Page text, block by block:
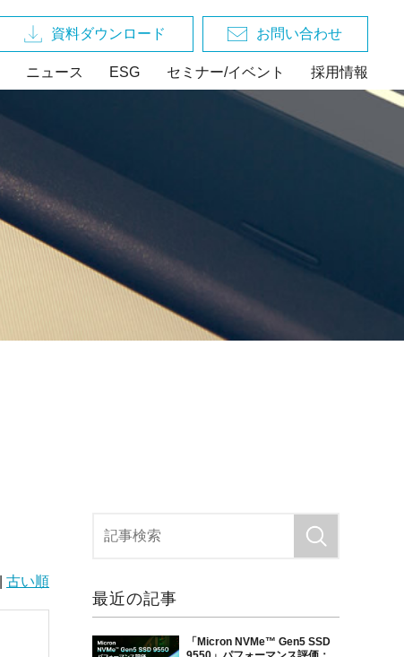
ニュース ESG セミナー/イベント 採用情報
資料ダウンロード お問い合わせ
古い順
最近の記事
「Micron NVMe™ Gen5 SSD